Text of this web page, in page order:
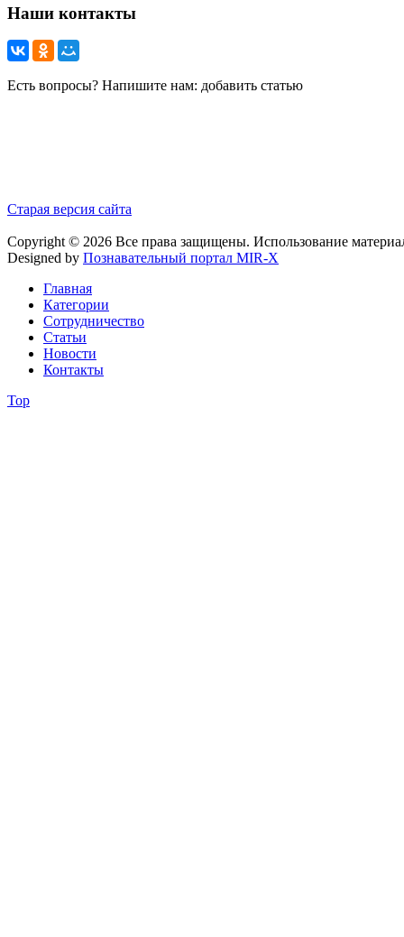
Наши контакты
Есть вопросы? Напишите нам: добавить статью
Старая версия сайта
Copyright © 2026 Все права защищены. Использование
Designed by Познавательный портал MIR-X
Главная
Категории
Сотрудничество
Статьи
Новости
Контакты
Top